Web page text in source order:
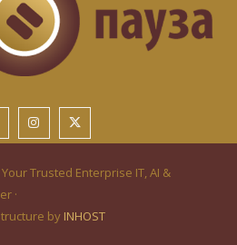
Your Trusted Enterprise IT, AI &
·
by INHOST